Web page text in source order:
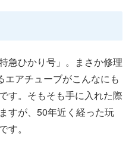
急ひかり号」。まさか修理
アチューブがこんなにも
す。そもそも手に入れた際
すが、50年近く経った玩
す。